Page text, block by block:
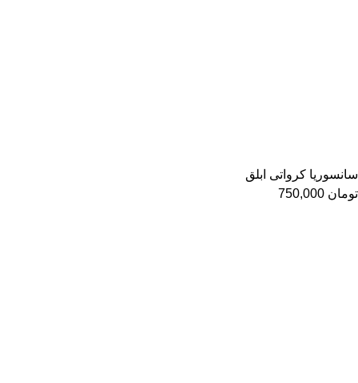
سانسوریا کرواتی ابلق
تومان